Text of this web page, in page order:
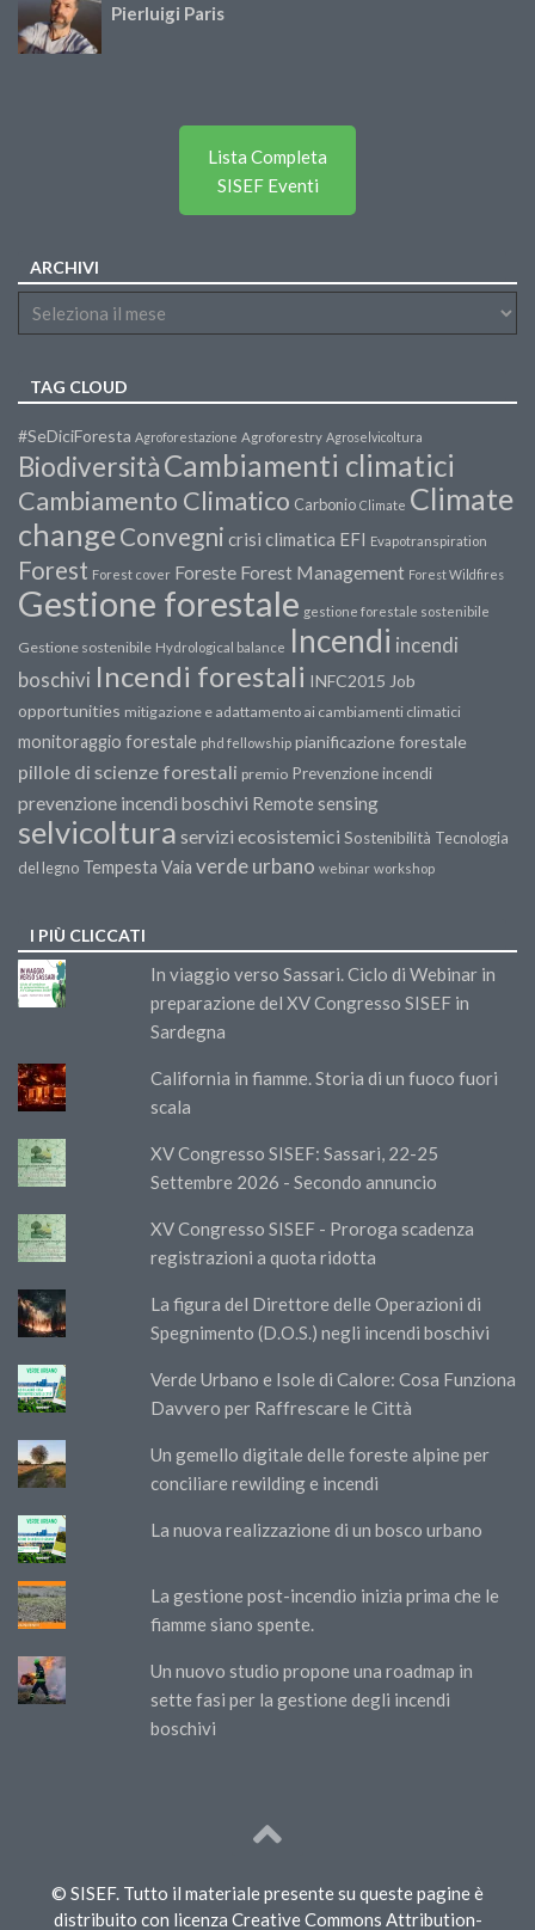
Pierluigi Paris
Lista Completa
SISEF Eventi
ARCHIVI
TAG CLOUD
#SeDiciForesta Agroforestazione Agroforestry Agroselvicoltura
BiodiversitàCambiamenti climatici
Cambiamento Climatico Carbonio Climate Climate
changeConvegni crisi climatica EFI Evapotranspiration
Forest Forest cover Foreste Forest Management Forest Wildfires
Gestione forestale gestione forestale sostenibile
Gestione sostenibile Hydrological balance Incendi incendi
boschivi Incendi forestali INFC2015 Job
opportunities mitigazione e adattamento ai cambiamenti climatici
monitoraggio forestale phd fellowship pianificazione forestale
pillole di scienze forestali premio Prevenzione incendi
prevenzione incendi boschivi Remote sensing
selvicoltura servizi ecosistemici Sostenibilità Tecnologia
del legno Tempesta Vaia verde urbano webinar workshop
I PIÙ CLICCATI
In viaggio verso Sassari. Ciclo di Webinar in
preparazione del XV Congresso SISEF in
Sardegna
California in fiamme. Storia di un fuoco fuori
scala
XV Congresso SISEF: Sassari, 22-25
Settembre 2026 - Secondo annuncio
XV Congresso SISEF - Proroga scadenza
registrazioni a quota ridotta
La figura del Direttore delle Operazioni di
Spegnimento (D.O.S.) negli incendi boschivi
Verde Urbano e Isole di Calore: Cosa Funziona
Davvero per Raffrescare le Città
Un gemello digitale delle foreste alpine per
conciliare rewilding e incendi
La nuova realizzazione di un bosco urbano
La gestione post-incendio inizia prima che le
fiamme siano spente.
Un nuovo studio propone una roadmap in
sette fasi per la gestione degli incendi
boschivi
© SISEF. Tutto il materiale presente su queste pagine è
distribuito con licenza Creative Commons Attribution-